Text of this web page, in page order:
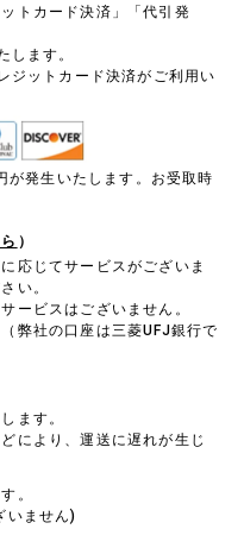
トカード決済」「代引発
します。
ジットカード決済がご利用い
が発生いたします。お受取時
）
応じてサービスがございま
い。
ービスはございません。
弊社の口座は三菱UFJ銀行で
ます。
により、運送に遅れが生じ
。
いません)